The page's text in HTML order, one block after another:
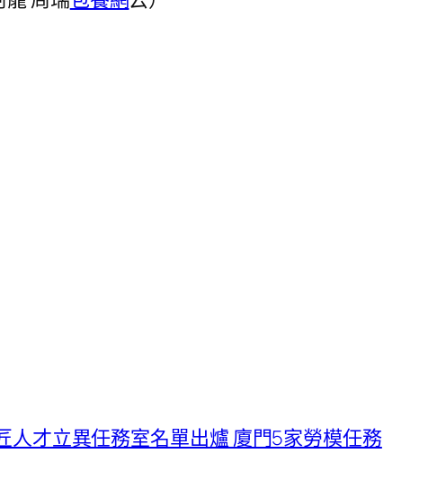
人才立異任務室名單出爐 廈門5家勞模任務